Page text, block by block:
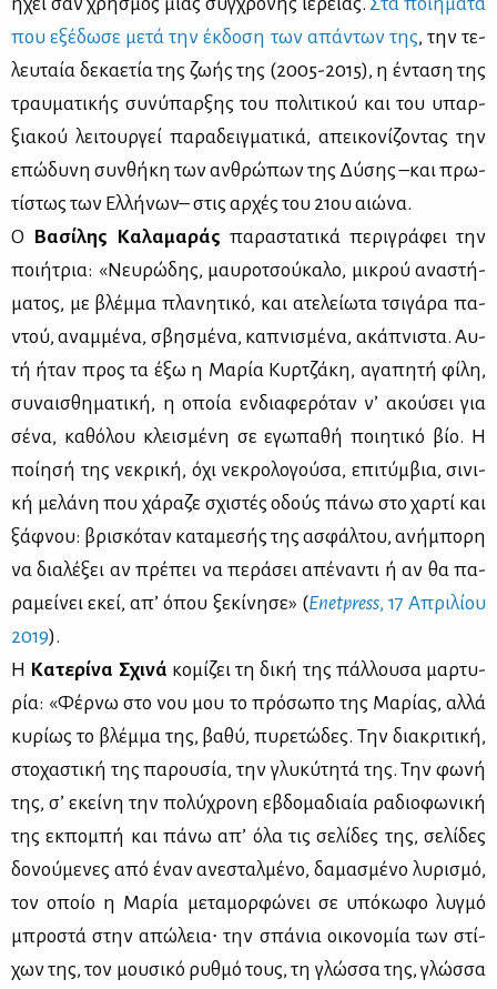
που εξέ­δω­σε με­τά την έκ­δο­ση των απά­ντων της, την τε­
λευ­ταία δε­κα­ε­τία της ζω­ής της (2005-2015), η έντα­ση της
τραυ­μα­τι­κής συ­νύ­παρ­ξης του πο­λι­τι­κού και του υπαρ­
ξια­κού λει­τουρ­γεί πα­ρα­δειγ­μα­τι­κά, απει­κο­νί­ζο­ντας την
επώ­δυ­νη συν­θή­κη των αν­θρώ­πων της Δύ­σης –και πρω­
τί­στως των Ελ­λή­νων– στις αρ­χές του 21ου αιώ­να.
Ο Βα­σί­λης Κα­λα­μα­ράς πα­ρα­στα­τι­κά πε­ρι­γρά­φει την
ποι­ή­τρια: «Νευ­ρώ­δης, μαυ­ρο­τσού­κα­λο, μι­κρού ανα­στή­
μα­τος, με βλέμ­μα πλα­νη­τι­κό, και ατε­λεί­ω­τα τσι­γά­ρα πα­
ντού, αναμ­μέ­να, σβη­σμέ­να, κα­πνι­σμέ­να, ακά­πνι­στα. Αυ­
τή ήταν προς τα έξω η Μα­ρία Κυρ­τζά­κη, αγα­πη­τή φί­λη,
συ­ναι­σθη­μα­τι­κή, η οποία εν­δια­φε­ρό­ταν ν’ ακού­σει για
σέ­να, κα­θό­λου κλει­σμέ­νη σε εγω­πα­θή ποι­η­τι­κό βίο. Η
ποί­η­σή της νε­κρι­κή, όχι νε­κρο­λο­γού­σα, επι­τύμ­βια, σι­νι­
κή με­λά­νη που χά­ρα­ζε σχι­στές οδούς πά­νω στο χαρ­τί και
ξάφ­νου: βρι­σκό­ταν κα­τα­με­σής της ασφάλ­του, ανή­μπο­ρη
να δια­λέ­ξει αν πρέ­πει να πε­ρά­σει απέ­να­ντι ή αν θα πα­
ρα­μεί­νει εκεί, απ’ όπου ξε­κί­νη­σε» (Enetpress, 17 Απρι­λί­ου
2019).
H Κα­τε­ρί­να Σχι­νά κο­μί­ζει τη δι­κή της πάλ­λου­σα μαρ­τυ­
ρία: «Φέρ­νω στο νου μου το πρό­σω­πο της Μα­ρί­ας, αλ­λά
κυ­ρί­ως το βλέμ­μα της, βα­θύ, πυ­ρε­τώ­δες. Την δια­κρι­τι­κή,
στο­χα­στι­κή της πα­ρου­σία, την γλυ­κύ­τη­τά της. Την φω­νή
της, σ’ εκεί­νη την πο­λύ­χρο­νη εβδο­μα­διαία ρα­διο­φω­νι­κή
της εκ­πο­μπή και πά­νω απ’ όλα τις σε­λί­δες της, σε­λί­δες
δο­νού­με­νες από έναν ανε­σταλ­μέ­νο, δα­μα­σμέ­νο λυ­ρι­σμό,
τον οποίο η Μα­ρία με­τα­μορ­φώ­νει σε υπό­κω­φο λυγ­μό
μπρο­στά στην απώ­λεια∙ την σπά­νια οι­κο­νο­μία των στί­
χων της, τον μου­σι­κό ρυθ­μό τους, τη γλώσ­σα της, γλώσ­σα